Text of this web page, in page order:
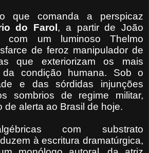
que comanda a perspicaz
do Farol , a partir de João
com um luminoso Thelmo
de feroz manipulador de
que exteriorizam os mais
da condição humana. Sob o
e das sórdidas injunções
sombrios de regime militar,
de alerta ao Brasil de hoje.
com substrato
à escritura dramatúrgica,